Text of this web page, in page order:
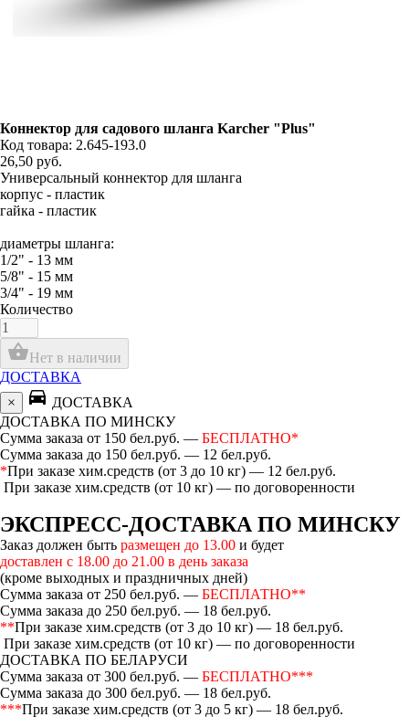
Коннектор для садового шланга Karcher "Plus"
Код товара: 2.645-193.0
26,50 руб.
Универсальный коннектор для шланга
корпус - пластик
гайка - пластик
диаметры шланга:
1/2" - 13 мм
5/8" - 15 мм
3/4" - 19 мм
Количество
shopping_basketНет в наличии
ДОСТАВКА
×
directions_car ДОСТАВКА
ДОСТАВКА ПО МИНСКУ
Сумма заказа от 150 бел.руб. — БЕСПЛАТНО*
Сумма заказа до 150 бел.руб. — 12 бел.руб.
*При заказе хим.средств (от 3 до 10 кг) — 12 бел.руб.
При заказе хим.средств (от 10 кг) — по договоренности
ЭКСПРЕСС-ДОСТАВКА ПО МИНСКУ
Заказ должен быть размещен до 13.00 и будет
доставлен с 18.00 до 21.00 в день заказа
(кроме выходных и праздничных дней)
Сумма заказа от 250 бел.руб. — БЕСПЛАТНО**
Сумма заказа до 250 бел.руб. — 18 бел.руб.
**При заказе хим.средств (от 3 до 10 кг) — 18 бел.руб.
При заказе хим.средств (от 10 кг) — по договоренности
ДОСТАВКА ПО БЕЛАРУСИ
Сумма заказа от 300 бел.руб. — БЕСПЛАТНО***
Сумма заказа до 300 бел.руб. — 18 бел.руб.
***При заказе хим.средств (от 3 до 5 кг) — 18 бел.руб.